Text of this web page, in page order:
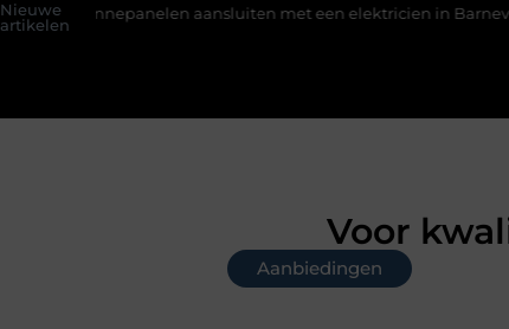
Nieuwe
artikelen
aansluiten met een elektricien in Barneveld De
Voor
Aanbiedingen